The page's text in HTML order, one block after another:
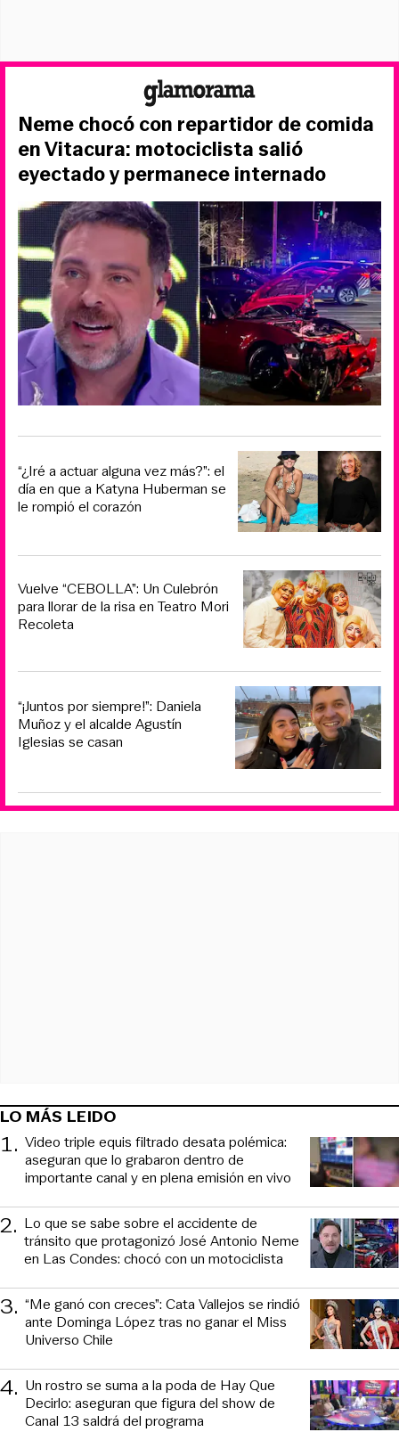
Neme chocó con repartidor de comida
en Vitacura: motociclista salió
eyectado y permanece internado
“¿Iré a actuar alguna vez más?”: el
día en que a Katyna Huberman se
le rompió el corazón
Vuelve “CEBOLLA”: Un Culebrón
para llorar de la risa en Teatro Mori
Recoleta
“¡Juntos por siempre!”: Daniela
Muñoz y el alcalde Agustín
Iglesias se casan
LO MÁS LEIDO
1. Video triple equis filtrado desata polémica:
aseguran que lo grabaron dentro de
importante canal y en plena emisión en vivo
2. Lo que se sabe sobre el accidente de
tránsito que protagonizó José Antonio Neme
en Las Condes: chocó con un motociclista
3. “Me ganó con creces”: Cata Vallejos se rindió
ante Dominga López tras no ganar el Miss
Universo Chile
4. Un rostro se suma a la poda de Hay Que
Decirlo: aseguran que figura del show de
Canal 13 saldrá del programa